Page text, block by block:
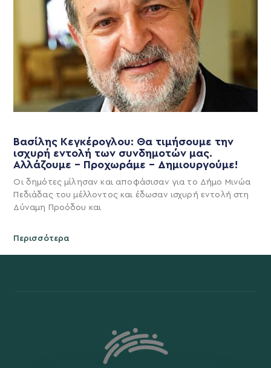
Βασίλης Κεγκέρογλου: Θα τιμήσουμε την
ισχυρή εντολή των συνδημοτών μας.
Αλλάζουμε – Προχωράμε – Δημιουργούμε!
Οι δημότες μίλησαν και αποφάσισαν για το Δήμο Μινώα
Πεδιάδας του μέλλοντος και έδωσαν ισχυρή εντολή στη
Δύναμη Προόδου και
Περισσότερα